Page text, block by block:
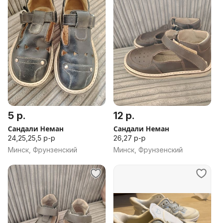
5 р.
Сандали Неман
24,25,25,5 р-р
Минск, Фрунзенский
12 р.
Сандали Неман
26,27 р-р
Минск, Фрунзенский